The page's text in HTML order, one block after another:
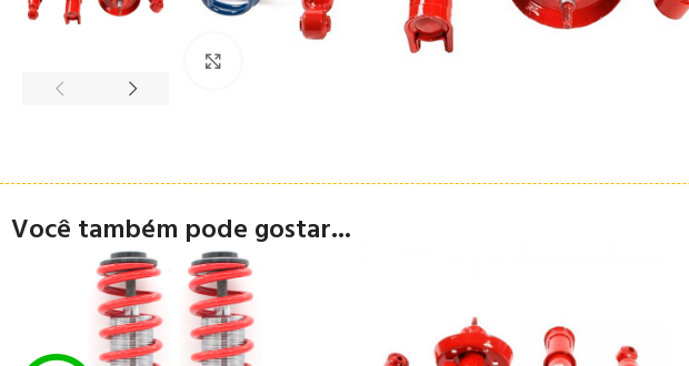
Você também pode gostar...